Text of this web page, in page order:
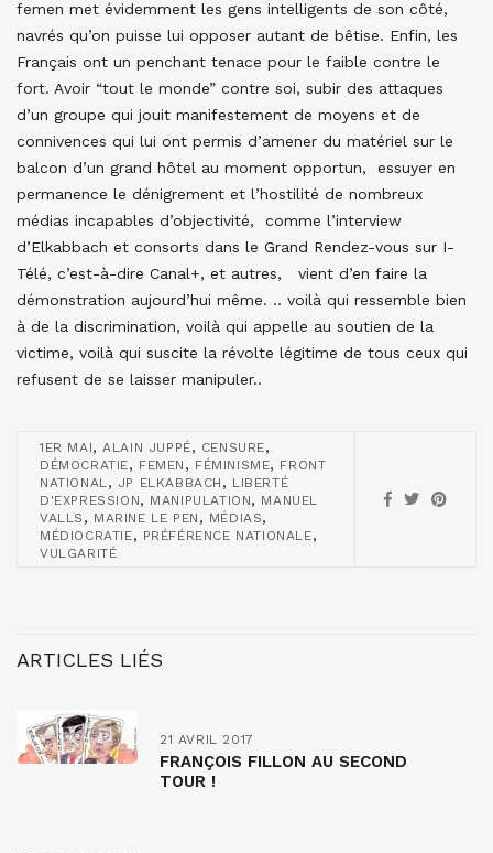
femen met évidemment les gens intelligents de son côté,
navrés qu’on puisse lui opposer autant de bêtise. Enfin, les
Français ont un penchant tenace pour le faible contre le
fort. Avoir “tout le monde” contre soi, subir des attaques
d’un groupe qui jouit manifestement de moyens et de
connivences qui lui ont permis d’amener du matériel sur le
balcon d’un grand hôtel au moment opportun, essuyer en
permanence le dénigrement et l’hostilité de nombreux
médias incapables d’objectivité, comme l’interview
d’Elkabbach et consorts dans le Grand Rendez-vous sur I-
Télé, c’est-à-dire Canal+, et autres, vient d’en faire la
démonstration aujourd’hui même. .. voilà qui ressemble bien
à de la discrimination, voilà qui appelle au soutien de la
victime, voilà qui suscite la révolte légitime de tous ceux qui
refusent de se laisser manipuler..
1ER MAI, ALAIN JUPPÉ, CENSURE,
DÉMOCRATIE, FEMEN , FÉMINISME, FRONT
NATIONAL, JP ELKABBACH , LIBERTÉ
D'EXPRESSION, MANIPULATION, MANUEL
VALLS , MARINE LE PEN , MÉDIAS,
MÉDIOCRATIE, PRÉFÉRENCE NATIONALE,
VULGARITÉ
ARTICLES LIÉS
21 AVRIL 2017
FRANÇOIS FILLON AU SECOND
TOUR !